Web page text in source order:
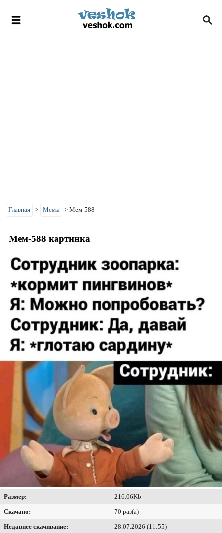
Главная > Мемы > Мем-588
Мем-588 картинка
Размер:
216.06Kb
Скачано:
70 раз(а)
Недавнее скачивание:
28.07.2026 (11:55)